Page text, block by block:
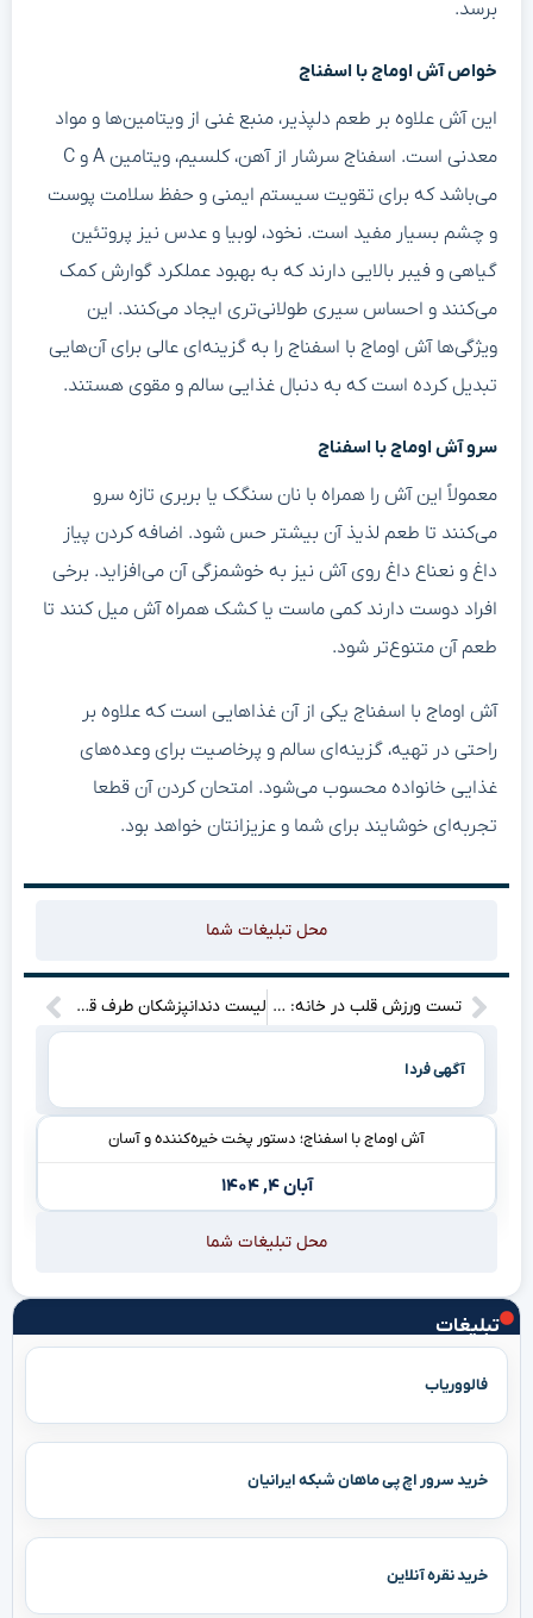
تبلیغات
فالووریاب
خرید سرور اچ پی ماهان شبکه ایرانیان
خرید نقره آنلاین
برسد.
خواص آش اوماج با اسفناج
این آش علاوه بر طعم دلپذیر، منبع غنی از ویتامین‌ها و مواد
معدنی است. اسفناج سرشار از آهن، کلسیم، ویتامین A و C
می‌باشد که برای تقویت سیستم ایمنی و حفظ سلامت پوست
و چشم بسیار مفید است. نخود، لوبیا و عدس نیز پروتئین
گیاهی و فیبر بالایی دارند که به بهبود عملکرد گوارش کمک
می‌کنند و احساس سیری طولانی‌تری ایجاد می‌کنند. این
ویژگی‌ها آش اوماج با اسفناج را به گزینه‌ای عالی برای آن‌هایی
تبدیل کرده است که به دنبال غذایی سالم و مقوی هستند.
سرو آش اوماج با اسفناج
معمولاً این آش را همراه با نان سنگک یا بربری تازه سرو
می‌کنند تا طعم لذیذ آن بیشتر حس شود. اضافه کردن پیاز
داغ و نعناع داغ روی آش نیز به خوشمزگی آن می‌افزاید. برخی
افراد دوست دارند کمی ماست یا کشک همراه آش میل کنند تا
طعم آن متنوع‌تر شود.
آش اوماج با اسفناج یکی از آن غذاهایی است که علاوه بر
راحتی در تهیه، گزینه‌ای سالم و پرخاصیت برای وعده‌های
غذایی خانواده محسوب می‌شود. امتحان کردن آن قطعا
تجربه‌ای خوشایند برای شما و عزیزانتان خواهد بود.
محل تبلیغات شما
تست ورزش قلب در خانه: روش آسان و ضروری برای سلامت خیره‌کننده لیست دندانپزشکان طرف قرارداد بیمه دانا در رشت؛ ضروری و آسان
آگهی فردا
آش اوماج با اسفناج؛ دستور پخت خیره‌کننده و آسان
آبان ۴, ۱۴۰۴
محل تبلیغات شما